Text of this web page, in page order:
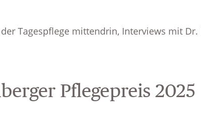
Tagespflege mittendrin, Interviews mit
Pflegepreis 2025